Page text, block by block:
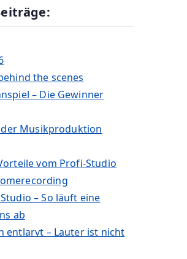
the scenes
– Die Gewinner
Musikproduktion
vom Profi-Studio
– So läuft eine
ab
entlarvt – Lauter ist nicht